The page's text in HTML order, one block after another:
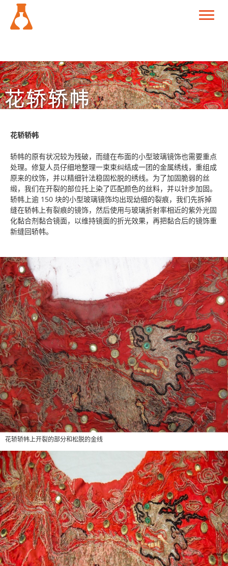
花轿轿帏
轿帏的原有状况较为残破，而缝在布面的小型玻璃镜饰也需要重点
处理。修复人员仔细地整理一束束纠结成一团的金属绣线，重组成
原来的纹饰，并以精细针法稳固松脱的绣线。为了加固脆弱的丝
缎，我们在开裂的部位托上染了匹配颜色的丝料，并以针步加固。
轿帏上逾 150 块的小型玻璃镜饰均出现幼细的裂痕，我们先拆掉
缝在轿帏上有裂痕的镜饰，然后使用与玻璃折射率相近的紫外光固
化黏合剂黏合镜面，以维持镜面的折光效果，再把黏合后的镜饰重
新缝回轿帏。
花轿轿帏上开裂的部分和松脱的金线